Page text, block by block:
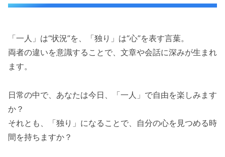
「一人」は“状況”を、「独り」は“心”を表す言葉。
両者の違いを意識することで、文章や会話に深みが生まれ
ます。
日常の中で、あなたは今日、「一人」で自由を楽しみます
か？
それとも、「独り」になることで、自分の心を見つめる時
間を持ちますか？